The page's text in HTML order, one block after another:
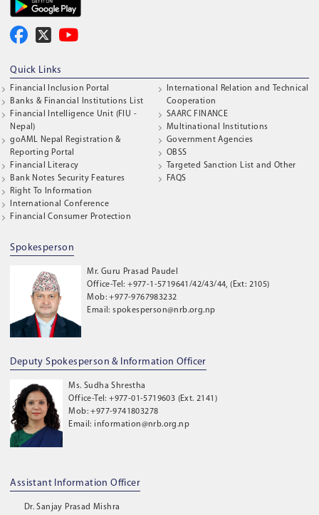
Quick Links
Financial Inclusion Portal
Banks & Financial Institutions List
Financial Intelligence Unit (FIU -
Nepal)
goAML Nepal Registration &
Reporting Portal
Financial Literacy
Bank Notes Security Features
Right To Information
International Conference
Financial Consumer Protection
International Relation and Technical
Cooperation
SAARC FINANCE
Multinational Institutions
Government Agencies
OBSS
Targeted Sanction List and Other
FAQS
Spokesperson
Mr. Guru Prasad Paudel
Office-Tel: +977-1-5719641/42/43/44, (Ext: 2105)
Mob: +977-9767983232
Email: spokesperson@nrb.org.np
Deputy Spokesperson & Information Officer
Ms. Sudha Shrestha
Office-Tel: +977-01-5719603 (Ext. 2141)
Mob: +977-9741803278
Email: information@nrb.org.np
Assistant Information Officer
Dr. Sanjay Prasad Mishra